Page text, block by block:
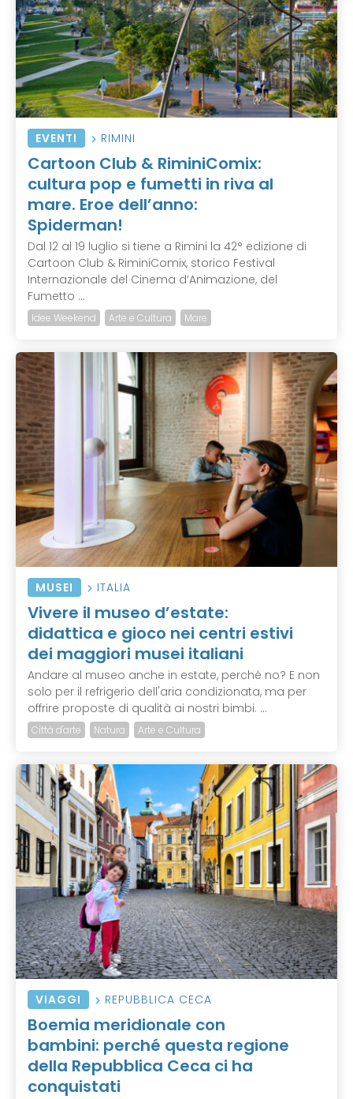
EVENTI RIMINI
Cartoon Club & RiminiComix:
cultura pop e fumetti in riva al
mare. Eroe dell’anno:
Spiderman!
Dal 12 al 19 luglio si tiene a Rimini la 42° edizione di
Cartoon Club & RiminiComix, storico Festival
Internazionale del Cinema d’Animazione, del
Fumetto ...
Idee Weekend Arte e Cultura Mare
MUSEI ITALIA
Vivere il museo d’estate:
didattica e gioco nei centri estivi
dei maggiori musei italiani
Andare al museo anche in estate, perché no? E non
solo per il refrigerio dell'aria condizionata, ma per
offrire proposte di qualità ai nostri bimbi. ...
Città d'arte Natura Arte e Cultura
VIAGGI REPUBBLICA CECA
Boemia meridionale con
bambini: perché questa regione
della Repubblica Ceca ci ha
conquistati